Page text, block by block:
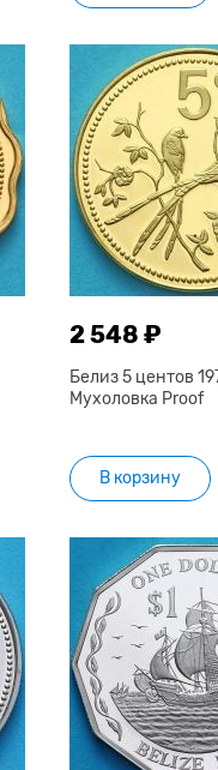
2 548 ₽
Белиз 5 центов
Мухоловка Proof
В корзину